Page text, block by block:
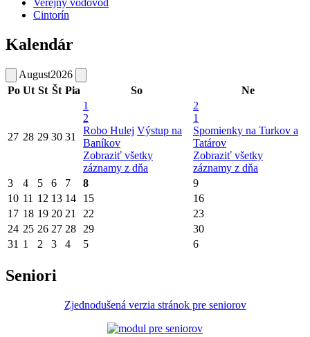
Verejný vodovod
Cintorín
Kalendár
August2026
Po Ut St Št Pia So Ne
27 28 29 30 31
1
2
Robo Hulej Výstup na
Baníkov
Zobraziť všetky
záznamy z dňa
2
1
Spomienky na Turkov a
Tatárov
Zobraziť všetky
záznamy z dňa
3
4 5 6 7 8
9
10 11 12 13 14 15
16
17 18 19 20 21 22
23
24 25 26 27 28 29
30
31 1 2 3 4 5 6
Seniori
Zjednodušená verzia stránok pre seniorov